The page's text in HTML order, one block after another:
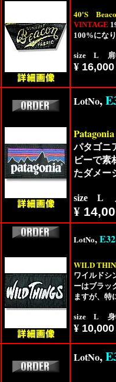
40'S
VINTAGE
100%にな
size L 肩
¥ 16,000
LotNo,
Patagonia
パタゴニ
ビーで素
たダメー
size L 肩
¥
LotNo,
WILD
ワイルドシ
ーはブラッ
ますが、特
size L 身
¥ 10,000
LotNo,